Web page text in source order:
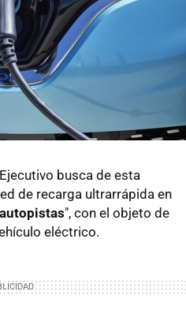
busca de esta
de recarga ultrarrápida en
", con el objeto de
eléctrico.